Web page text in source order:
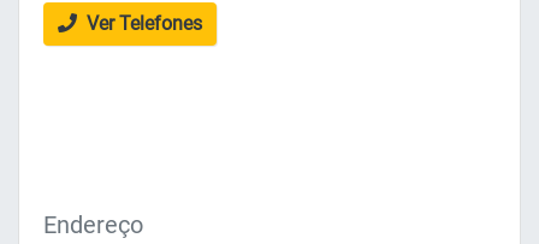
Ver Telefones
Endereço